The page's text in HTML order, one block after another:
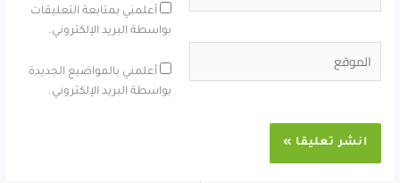
أعلمني بمتابعة التعليقات
بواسطة البريد الإلكتروني.
أعلمني بالمواضيع الجديدة
بواسطة البريد الإلكتروني.